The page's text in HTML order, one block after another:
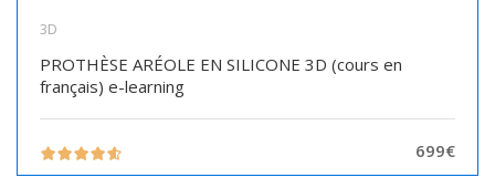
3D
PROTHÈSE ARÉOLE EN SILICONE 3D (cours en
français) e-learning
699€